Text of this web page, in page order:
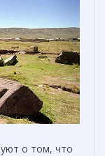
о том, что